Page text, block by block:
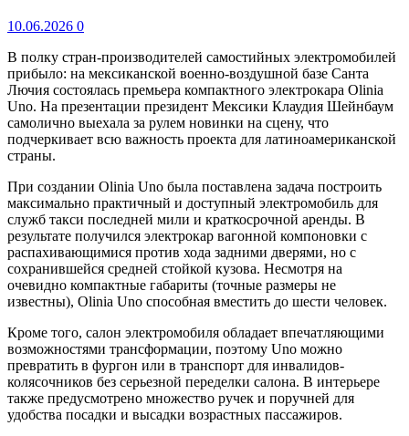
10.06.2026 0
В полку стран-производителей самостийных электромобилей
прибыло: на мексиканской военно-воздушной базе Санта
Лючия состоялась премьера компактного электрокара Olinia
Uno. На презентации президент Мексики Клаудия Шейнбаум
самолично выехала за рулем новинки на сцену, что
подчеркивает всю важность проекта для латиноамериканской
страны.
При создании Olinia Uno была поставлена задача построить
максимально практичный и доступный электромобиль для
служб такси последней мили и краткосрочной аренды. В
результате получился электрокар вагонной компоновки с
распахивающимися против хода задними дверями, но с
сохранившейся средней стойкой кузова. Несмотря на
очевидно компактные габариты (точные размеры не
известны), Olinia Uno способная вместить до шести человек.
Кроме того, салон электромобиля обладает впечатляющими
возможностями трансформации, поэтому Uno можно
превратить в фургон или в транспорт для инвалидов-
колясочников без серьезной переделки салона. В интерьере
также предусмотрено множество ручек и поручней для
удобства посадки и высадки возрастных пассажиров.